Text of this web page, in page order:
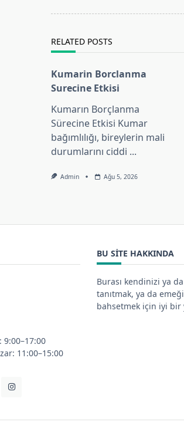
RELATED POSTS
Kumarin Borclanma
Surecine Etkisi
Kumarın Borçlanma
Sürecine Etkisi Kumar
bağımlılığı, bireylerin mali
durumlarını ciddi ...
Admin Ağu 5, 2026
9:00–17:00
11:00–15:00
BU SITE HAKKINDA
Burası kendinizi ya
tanıtmak, ya da
bahsetmek için iyi bir